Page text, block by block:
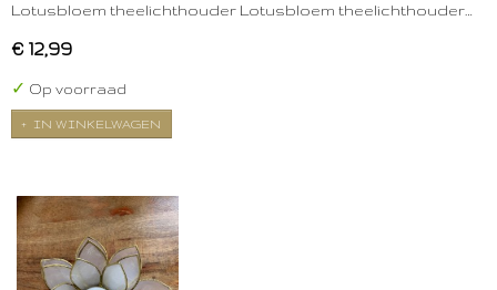
Lotusbloem theelichthouder Lotusbloem theelichthouder…
€ 12,99
✓ Op voorraad
IN WINKELWAGEN